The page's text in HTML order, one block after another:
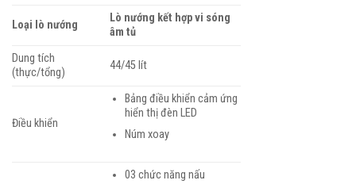
Loại lò nướng
Lò nướng kết hợp vi sóng
âm tủ
Dung tích
(thực/tổng)
44/45 lít
Điều khiển
Bảng điều khiển cảm ứng
hiển thị đèn LED
Núm xoay
03 chức năng nấu